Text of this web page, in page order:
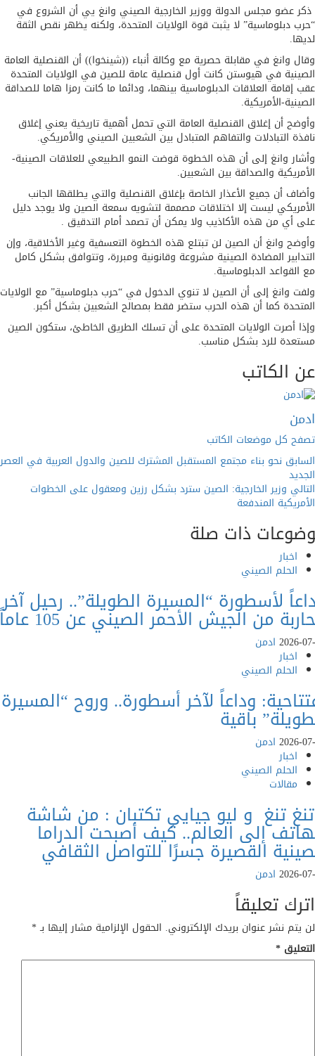
مجلس الدولة ووزير الخارجية الصيني وانغ يي أن الشروع في
لا يثبت قوة الولايات المتحدة، ولكنه يظهر نقص الثقة
في مقابلة حصرية مع وكالة أنباء ((شينخوا)) أن القنصلية العامة
في هيوستن كانت أول قنصلية عامة للصين في الولايات المتحدة
العلاقات الدبلوماسية بينهما، ودائما ما كانت رمزا هاما للصداقة
الأمريكية.
أن إغلاق القنصلية العامة التي تحمل أهمية تاريخية يعني إغلاق
التبادلات والتفاهم المتبادل بين الشعبين الصيني والأمريكي.
وانغ إلى أن هذه الخطوة قوضت النمو الطبيعي للعلاقات الصينية-
والصداقة بين الشعبين.
أن جميع الأعذار الخاصة بإغلاق القنصلية والتي يطلقها الجانب
ليست إلا اختلاقات مصممة لتشويه سمعة الصين ولا يوجد دليل
من هذه الأكاذيب ولا يمكن أن تصمد أمام التدقيق .
وانغ أن الصين لن تبتلع هذه الخطوة التعسفية وغير الأخلاقية، وإن
المضادة الصينية مشروعة وقانونية ومبررة، وتتوافق بشكل كامل
الدبلوماسية.
إلى أن الصين لا تنوي الدخول في “حرب دبلوماسية” مع الولايات
كما أن هذه الحرب ستضر فقط بمصالح الشعبين بشكل أكبر.
الولايات المتحدة على أن تسلك الطريق الخاطئ، ستكون الصين
للرد بشكل مناسب.
كل موضعات الكاتب
نحو بناء مجتمع المستقبل المشترك للصين والدول العربية في العصر
وزير الخارجية: الصين سترد بشكل رزين ومعقول على الخطوات
المندفعة
ذات صلة
الصيني
لأسطورة “المسيرة الطويلة”.. رحيل آخر
من الجيش الأحمر الصيني عن 105 عاماً
ادمن
الصيني
وداعاً لآخر أسطورة.. وروح “المسيرة
باقية
ادمن
الصيني
و ليو جيايي تكتبان : من شاشة
إلى العالم.. كيف أصبحت الدراما
القصيرة جسرًا للتواصل الثقافي
ادمن
تعليقاً
نشر عنوان بريدك الإلكتروني.الحقول الإلزامية مشار إليها بـ*
*